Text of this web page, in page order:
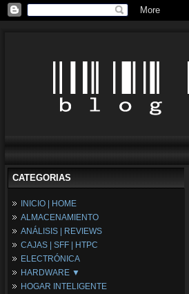
CATEGORIAS
INICIO | HOME
ALMACENAMIENTO
ANÁLISIS | REVIEWS
CAJAS | SFF | HTPC
ELECTRÓNICA
HARDWARE ▼
Fuentes de Alimentación
HOGAR INTELIGENTE